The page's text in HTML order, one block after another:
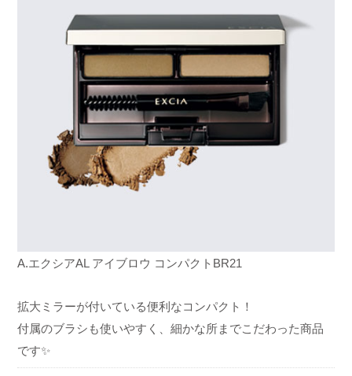
A.エクシアAL アイブロウ コンパクト BR21
拡大ミラーが付いている便利なコンパクト！
付属のブラシも使いやすく、細かな所までこだわった商品
です✨